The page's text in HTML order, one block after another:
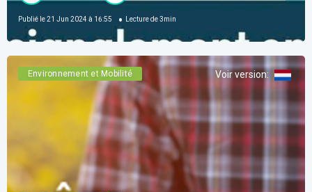
Publié le21 Jun 2024 à 16:55 Lecture de 3min
Environnement et Mobilité Voir version: